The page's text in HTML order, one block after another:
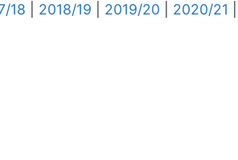
18 2018/19 2019/20 2020/21